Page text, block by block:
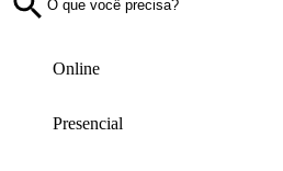
Online
Presencial